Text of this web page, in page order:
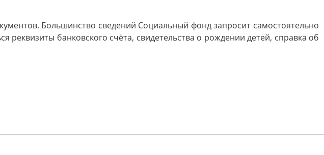
Большинство сведений Социальный фонд запросит самостоятельно
реквизиты банковского счёта, свидетельства о рождении детей, справка об